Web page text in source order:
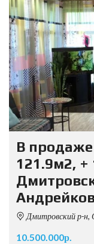
В
121.9м2, +
Дмитровский р-н,
10.500.000р.